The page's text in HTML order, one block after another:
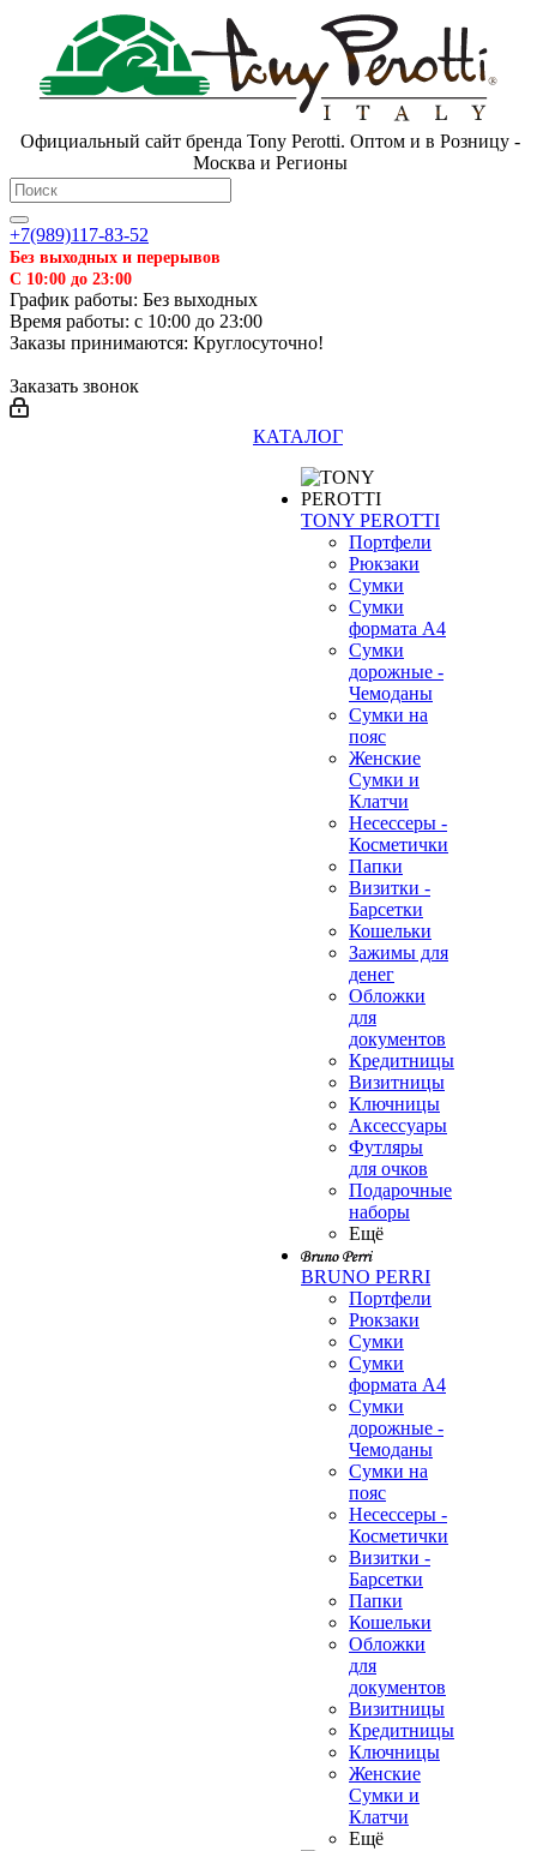
Официальный сайт бренда Tony Perotti. Оптом и в Розницу -
Москва и Регионы
+7(989)117-83-52
Без выходных и перерывов
С 10:00 до 23:00
График работы: Без выходных
Время работы: с 10:00 до 23:00
Заказы принимаются: Круглосуточно!
Заказать звонок
КАТАЛОГ
TONY PEROTTI
Портфели
Рюкзаки
Сумки
Сумки
формата А4
Сумки
дорожные -
Чемоданы
Сумки на
пояс
Женские
Сумки и
Клатчи
Несессеры -
Косметички
Папки
Визитки -
Барсетки
Кошельки
Зажимы для
денег
Обложки
для
документов
Кредитницы
Визитницы
Ключницы
Аксессуары
Футляры
для очков
Подарочные
наборы
Ещё
BRUNO PERRI
Портфели
Рюкзаки
Сумки
Сумки
формата А4
Сумки
дорожные -
Чемоданы
Сумки на
пояс
Несессеры -
Косметички
Визитки -
Барсетки
Папки
Кошельки
Обложки
для
документов
Визитницы
Кредитницы
Ключницы
Женские
Сумки и
Клатчи
Ещё